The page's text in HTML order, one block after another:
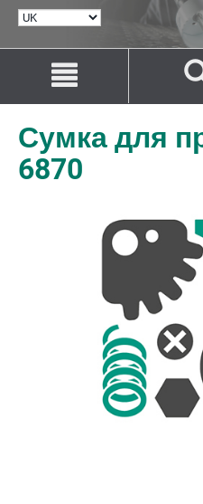
ВИБРАТИ
Перейти
змісту
Перейти
навігації
Сумка для
6870